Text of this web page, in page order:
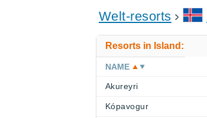
Welt-resorts
Resorts in Island:
NAME
Akureyri
Kópavogur